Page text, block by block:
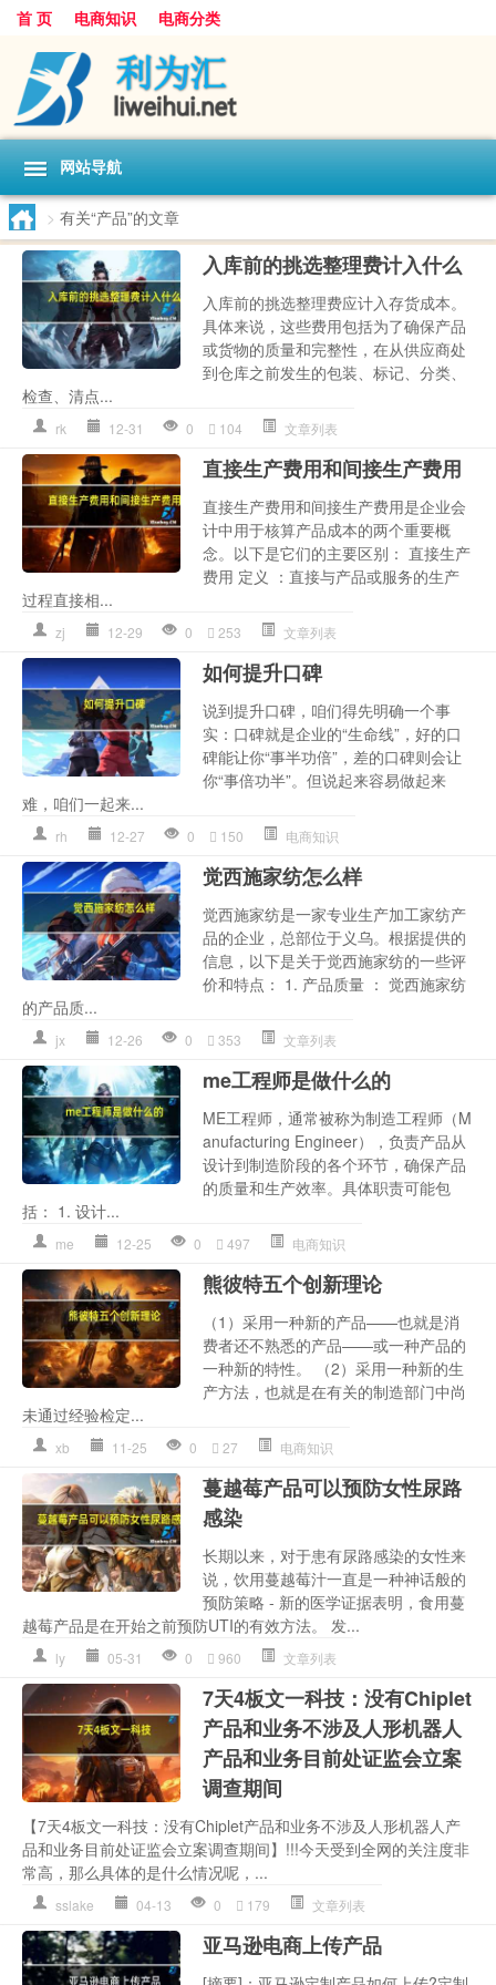
首 页 电商知识 电商分类
网站导航
> 有关“产品”的文章
入库前的挑选整理费计入什么
入库前的挑选整理费应计入存货成本。
具体来说，这些费用包括为了确保产品
或货物的质量和完整性，在从供应商处
到仓库之前发生的包装、标记、分类、
检查、清点...
rk 12-31 0 104 文章列表
直接生产费用和间接生产费用
直接生产费用和间接生产费用是企业会
计中用于核算产品成本的两个重要概
念。以下是它们的主要区别： 直接生产
费用 定义 ：直接与产品或服务的生产
过程直接相...
zj 12-29 0 253 文章列表
如何提升口碑
说到提升口碑，咱们得先明确一个事
实：口碑就是企业的“生命线”，好的口
碑能让你“事半功倍”，差的口碑则会让
你“事倍功半”。但说起来容易做起来
难，咱们一起来...
rh 12-27 0 150 电商知识
觉西施家纺怎么样
觉西施家纺是一家专业生产加工家纺产
品的企业，总部位于义乌。根据提供的
信息，以下是关于觉西施家纺的一些评
价和特点： 1. 产品质量 ： 觉西施家纺
的产品质...
jx 12-26 0 353 文章列表
me工程师是做什么的
ME工程师，通常被称为制造工程师（M
anufacturing Engineer），负责产品从
设计到制造阶段的各个环节，确保产品
的质量和生产效率。具体职责可能包
括： 1. 设计...
me 12-25 0 497 电商知识
熊彼特五个创新理论
（1）采用一种新的产品——也就是消
费者还不熟悉的产品——或一种产品的
一种新的特性。 （2）采用一种新的生
产方法，也就是在有关的制造部门中尚
未通过经验检定...
xb 11-25 0 27 电商知识
蔓越莓产品可以预防女性尿路
感染
长期以来，对于患有尿路感染的女性来
说，饮用蔓越莓汁一直是一种神话般的
预防策略 - 新的医学证据表明，食用蔓
越莓产品是在开始之前预防UTI的有效方法。 发...
ly 05-31 0 960 文章列表
7天4板文一科技：没有Chiplet
产品和业务不涉及人形机器人
产品和业务目前处证监会立案
调查期间
【7天4板文一科技：没有Chiplet产品和业务不涉及人形机器人产
品和业务目前处证监会立案调查期间】!!!今天受到全网的关注度非
常高，那么具体的是什么情况呢，...
sslake 04-13 0 179 文章列表
亚马逊电商上传产品